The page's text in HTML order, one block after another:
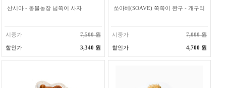
산시아 - 동물농장 넙쭉이 사자
시중가 7,500 원
할인가 3,340 원
쏘아베(SOAVE) 쭉쭉이 완구 - 개구리
시중가 7,000 원
할인가 4,700 원